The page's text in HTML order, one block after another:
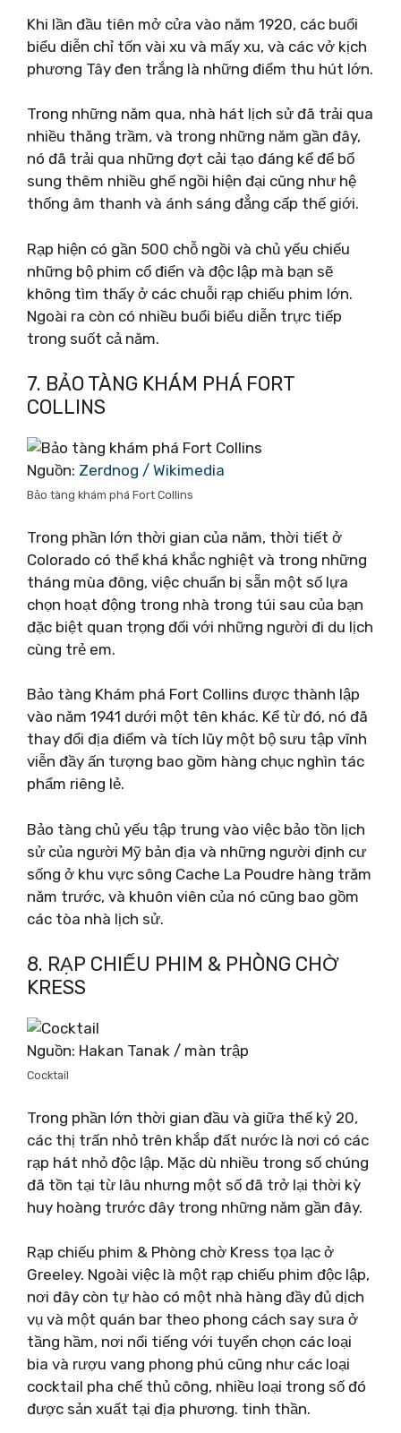
Khi lần đầu tiên mở cửa vào năm 1920, các buổi
biểu diễn chỉ tốn vài xu và mấy xu, và các vở kịch
phương Tây đen trắng là những điểm thu hút lớn.
Trong những năm qua, nhà hát lịch sử đã trải qua
nhiều thăng trầm, và trong những năm gần đây,
nó đã trải qua những đợt cải tạo đáng kể để bổ
sung thêm nhiều ghế ngồi hiện đại cũng như hệ
thống âm thanh và ánh sáng đẳng cấp thế giới.
Rạp hiện có gần 500 chỗ ngồi và chủ yếu chiếu
những bộ phim cổ điển và độc lập mà bạn sẽ
không tìm thấy ở các chuỗi rạp chiếu phim lớn.
Ngoài ra còn có nhiều buổi biểu diễn trực tiếp
trong suốt cả năm.
7. BẢO TÀNG KHÁM PHÁ FORT
COLLINS
Nguồn: Zerdnog / Wikimedia
Bảo tàng khám phá Fort Collins
Trong phần lớn thời gian của năm, thời tiết ở
Colorado có thể khá khắc nghiệt và trong những
tháng mùa đông, việc chuẩn bị sẵn một số lựa
chọn hoạt động trong nhà trong túi sau của bạn
đặc biệt quan trọng đối với những người đi du lịch
cùng trẻ em.
Bảo tàng Khám phá Fort Collins được thành lập
vào năm 1941 dưới một tên khác. Kể từ đó, nó đã
thay đổi địa điểm và tích lũy một bộ sưu tập vĩnh
viễn đầy ấn tượng bao gồm hàng chục nghìn tác
phẩm riêng lẻ.
Bảo tàng chủ yếu tập trung vào việc bảo tồn lịch
sử của người Mỹ bản địa và những người định cư
sống ở khu vực sông Cache La Poudre hàng trăm
năm trước, và khuôn viên của nó cũng bao gồm
các tòa nhà lịch sử.
8. RẠP CHIẾU PHIM & PHÒNG CHỜ
KRESS
Nguồn: Hakan Tanak / màn trập
Cocktail
Trong phần lớn thời gian đầu và giữa thế kỷ 20,
các thị trấn nhỏ trên khắp đất nước là nơi có các
rạp hát nhỏ độc lập. Mặc dù nhiều trong số chúng
đã tồn tại từ lâu nhưng một số đã trở lại thời kỳ
huy hoàng trước đây trong những năm gần đây.
Rạp chiếu phim & Phòng chờ Kress tọa lạc ở
Greeley. Ngoài việc là một rạp chiếu phim độc lập,
nơi đây còn tự hào có một nhà hàng đầy đủ dịch
vụ và một quán bar theo phong cách say sưa ở
tầng hầm, nơi nổi tiếng với tuyển chọn các loại
bia và rượu vang phong phú cũng như các loại
cocktail pha chế thủ công, nhiều loại trong số đó
được sản xuất tại địa phương. tinh thần.